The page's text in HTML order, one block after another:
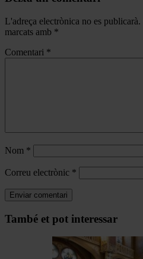
L'adreça electrònica no es publicarà.
marcats amb *
Comentari *
Nom *
Correu electrònic *
Navegar
També et pot interessar